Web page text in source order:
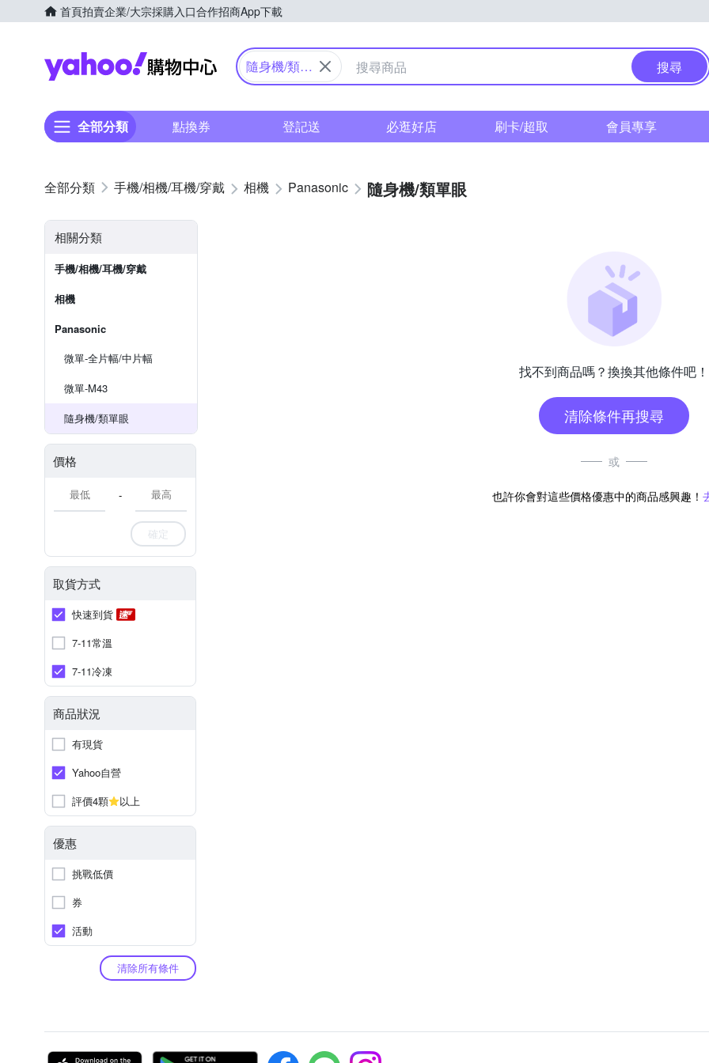
首頁拍賣企業/大宗採購入口合作招商App下載
Yahoo購物中心
隨身機/類單
搜尋
全部分類 點換券 登記送 必逛好店 刷卡/超取 會員專享
手機/相機/耳機/穿戴 相機 Panasonic 隨身機/類單眼
相關分類
手機/相機/耳機/穿戴
相機
Panasonic
微單-全片幅/中片幅
微單-M43
隨身機/類單眼
價格
-
確定
取貨方式
快速到貨
7-11常溫
7-11冷凍
商品狀況
有現貨
Yahoo自營
評價4顆
以上
優惠
挑戰低價
券
活動
清除所有條件
找不到商品嗎？換換其他條件吧！
清除條件再搜尋
或
也許你會對這些價格優惠中的商品感興趣！